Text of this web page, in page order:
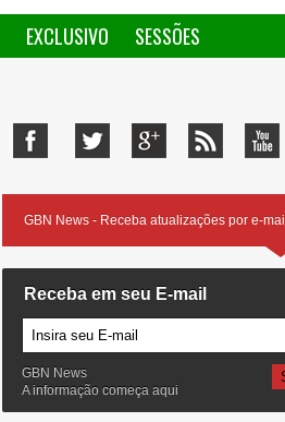
EXCLUSIVO
SESSÕES
GBN News - Receba atualizações por e-mail
Receba em seu E-mail
GBN News
A informação começa aqui